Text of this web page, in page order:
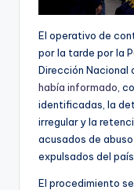
El operativo de
por la tarde por la
Dirección Nacional
había informado ,
identificadas, la
irregular y la
acusados de
expulsados del
El procedimiento